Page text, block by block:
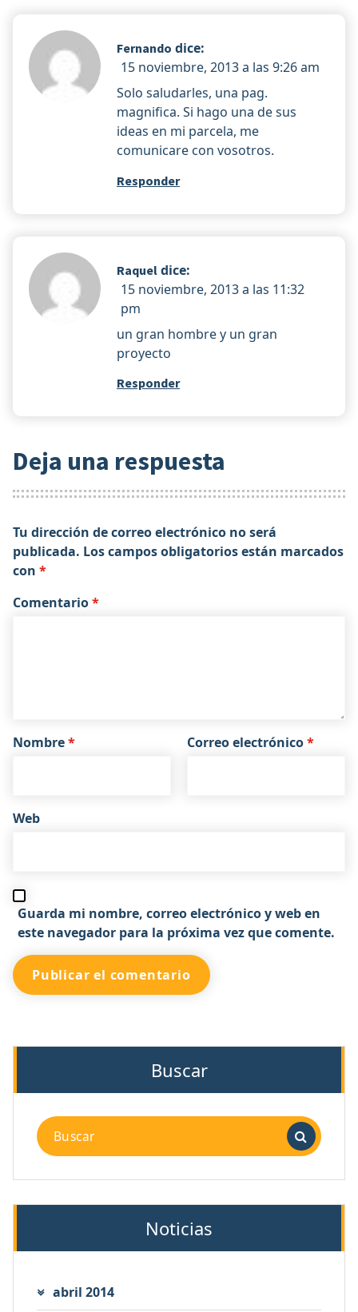
Fernando dice:
15 noviembre, 2013 a las 9:26 am
Solo saludarles, una pag.
magnifica. Si hago una de sus
ideas en mi parcela, me
comunicare con vosotros.
Responder
Raquel dice:
15 noviembre, 2013 a las 11:32
pm
un gran hombre y un gran
proyecto
Responder
Deja una respuesta
Tu dirección de correo electrónico no será
publicada. Los campos obligatorios están marcados
con *
Comentario*
Nombre* Correo electrónico*
Web
Guarda mi nombre, correo electrónico y web en
este navegador para la próxima vez que comente.
Buscar
Buscar:
Noticias
abril 2014